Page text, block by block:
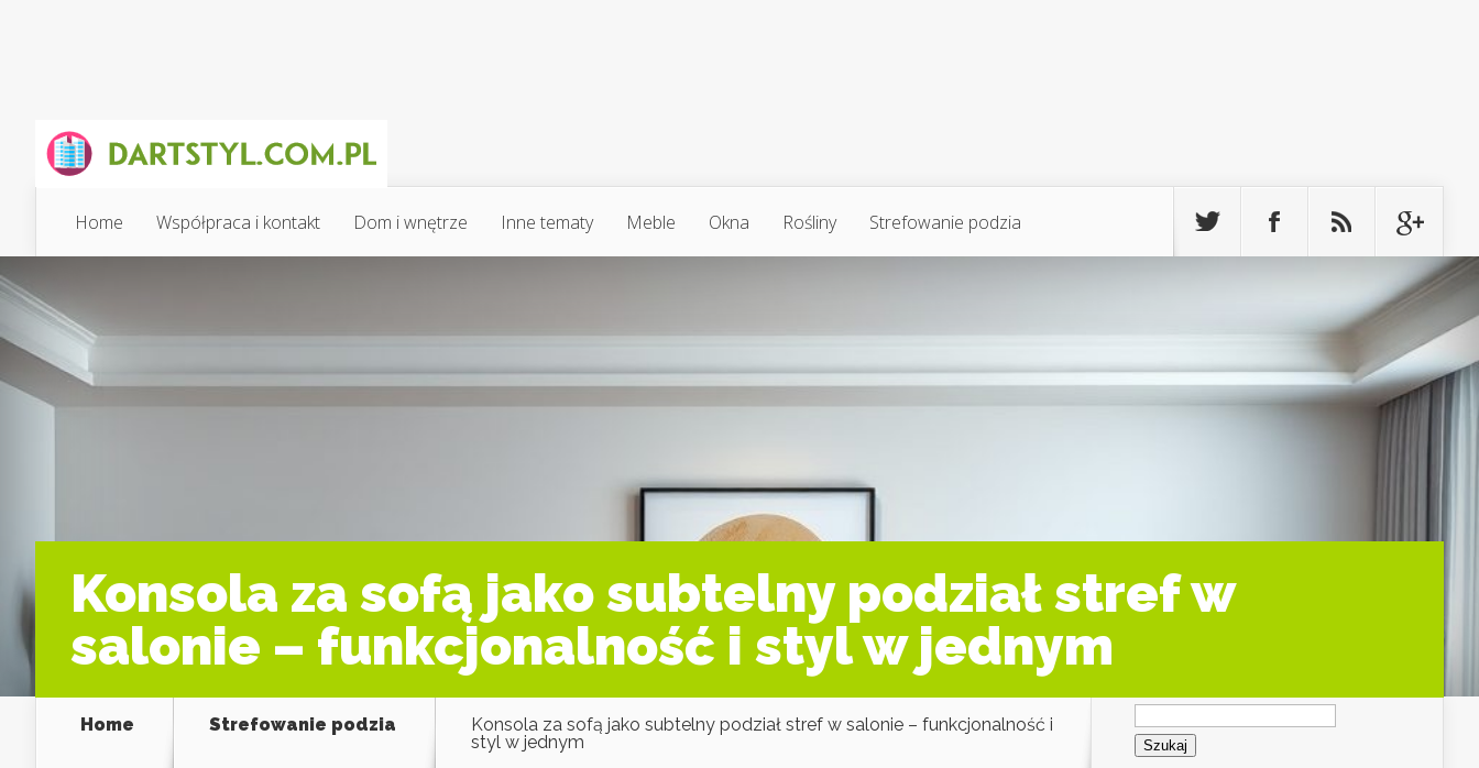
Home Współpraca i kontakt Dom i wnętrze Inne tematy Meble Okna Rośliny Strefowanie podzia
Konsola za sofą jako subtelny podział stref w
salonie – funkcjonalność i styl w jednym
Home Strefowanie podzia
Konsola za sofą jako subtelny podział stref w salonie – funkcjonalność i
styl w jednym
Szukaj: